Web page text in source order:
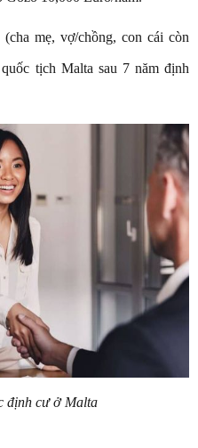
mẹ, vợ/chồng, con cái còn
tịch Malta sau 7 năm định
định cư ở Malta